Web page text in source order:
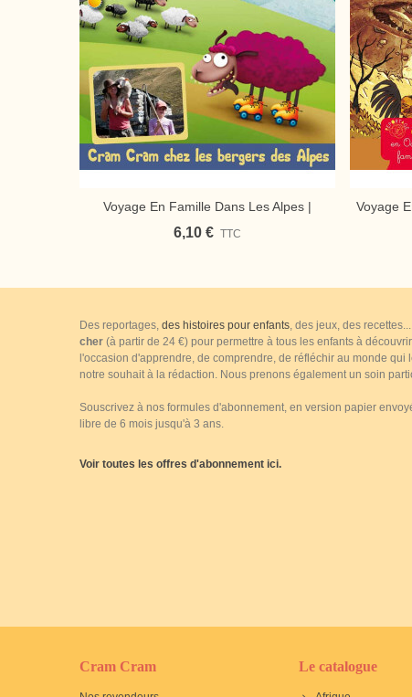
Ajouter Au Panier
Voyage En Famille Dans Les Alpes |
Magazine Jeunesse Cram Cram
6,10 € TTC
Voyage
|
Des reportages, des histoires pour enfants, des jeux, des
cher (à partir de 24 €) pour permettre à tous les enfants à
l'occasion d'apprendre, de comprendre, de réfléchir au monde
notre souhait à la rédaction. Nous prenons également un soin
Souscrivez à nos formules d'abonnement, en version papier
libre de 6 mois jusqu'à 3 ans.
Voir toutes les offres d'abonnement ici.
Cram Cram Le catalogue